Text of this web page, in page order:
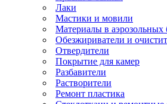
Лаки
Мастики и мовили
Материалы в аэрозольных
Обезжириватели и
Отвердители
Покрытие для камер
Разбавители
Растворители
Ремонт пластика